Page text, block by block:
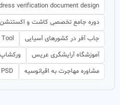
verification document design
دوره جامع تخصصی کاشت و
جاب آفر در کشورهای آسیایی
Tool
آموزشگاه آرایشگری عریس
مشاوره مهاجرت به اقیانوسیه